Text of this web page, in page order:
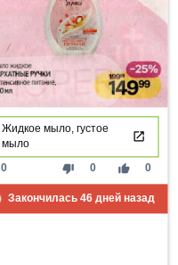
Жидкое мыло, густое
мыло
thumb_down 0 thumb_up 0
0
Закончилась 46дней назад